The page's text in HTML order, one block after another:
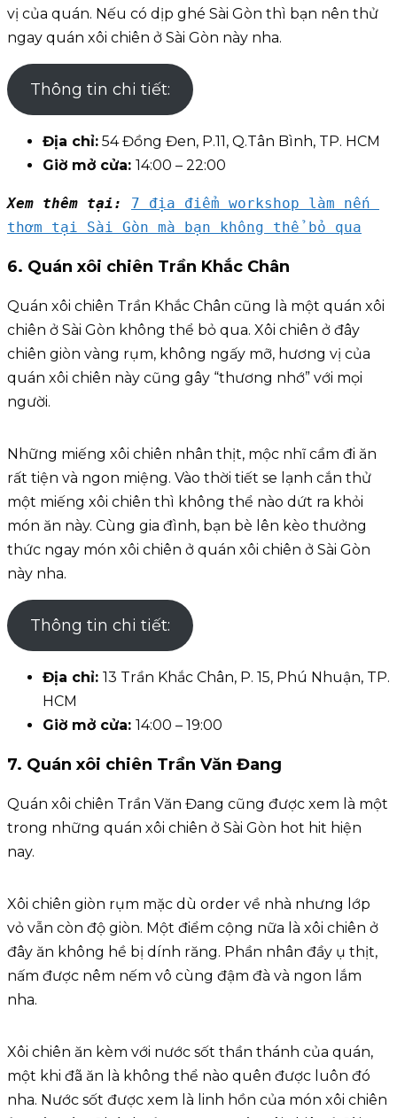
vị của quán. Nếu có dịp ghé Sài Gòn thì bạn nên thử
ngay quán xôi chiên ở Sài Gòn này nha.
Thông tin chi tiết:
Địa chỉ: 54 Đồng Đen, P.11, Q.Tân Bình, TP. HCM
Giờ mở cửa: 14:00 – 22:00
Xem thêm tại:
7 địa điểm workshop làm nến
thơm tại Sài Gòn mà bạn không thể bỏ qua
6. Quán xôi chiên Trần Khắc Chân
Quán xôi chiên Trần Khắc Chân cũng là một quán xôi
chiên ở Sài Gòn không thể bỏ qua. Xôi chiên ở đây
chiên giòn vàng rụm, không ngấy mỡ, hương vị của
quán xôi chiên này cũng gây “thương nhớ” với mọi
người.
Những miếng xôi chiên nhân thịt, mộc nhĩ cầm đi ăn
rất tiện và ngon miệng. Vào thời tiết se lạnh cắn thử
một miếng xôi chiên thì không thể nào dứt ra khỏi
món ăn này. Cùng gia đình, bạn bè lên kèo thưởng
thức ngay món xôi chiên ở quán xôi chiên ở Sài Gòn
này nha.
Thông tin chi tiết:
Địa chỉ: 13 Trần Khắc Chân, P. 15, Phú Nhuận, TP.
HCM
Giờ mở cửa: 14:00 – 19:00
7. Quán xôi chiên Trần Văn Đang
Quán xôi chiên Trần Văn Đang cũng được xem là một
trong những quán xôi chiên ở Sài Gòn hot hit hiện
nay.
Xôi chiên giòn rụm mặc dù order về nhà nhưng lớp
vỏ vẫn còn độ giòn. Một điểm cộng nữa là xôi chiên ở
đây ăn không hề bị dính răng. Phần nhân đầy ụ thịt,
nấm được nêm nếm vô cùng đậm đà và ngon lắm
nha.
Xôi chiên ăn kèm với nước sốt thần thánh của quán,
một khi đã ăn là không thể nào quên được luôn đó
nha. Nước sốt được xem là linh hồn của món xôi chiên